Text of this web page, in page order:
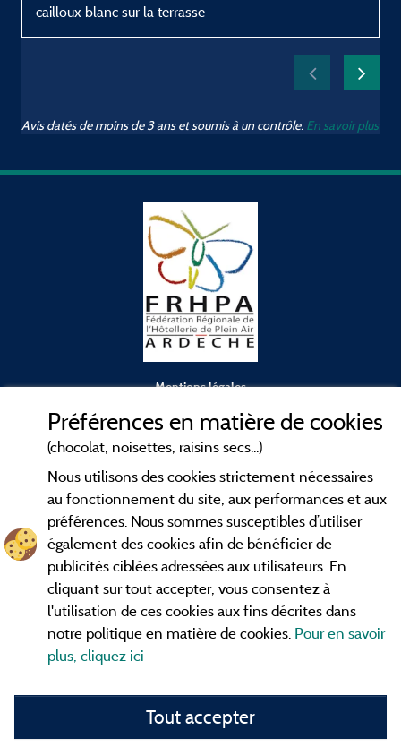
cailloux blanc sur la terrasse
Avis datés de moins de 3 ans et soumis à un contrôle. En savoir plus
Mentions légales
Conditions générales d'utilisation
Contact
CGV
Les meilleurscampings en Ardèche . Consultez les fiches de
nos adhérents et découvrez nos meilleures offres dans les
Gorges de l'Ardèche, le célèbrePont d'Arc, la grotte de l'Aven
d'Orgnac, Le mont Gerbier de Jonc ou le mont Mézenc...
informez vous directement ici en ligne avant de contacter le
Faites vous votre propre idée du camping, au pied d'un lac,
avec clubenfants, avec vos animaux de compagnie, sous la
Préférences en matière de cookies
(chocolat, noisettes, raisins secs...)
Nous utilisons des cookies strictement nécessaires
au fonctionnement du site, aux performances et aux
préférences. Nous sommes susceptibles d’utiliser
également des cookies afin de bénéficier de
publicités ciblées adressées aux utilisateurs. En
cliquant sur tout accepter, vous consentez à
l'utilisation de ces cookies aux fins décrites dans
notre politique en matière de cookies. Pour en savoir
plus, cliquez ici
Tout accepter